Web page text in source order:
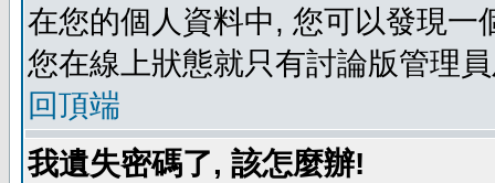
在您的個人資料中, 您可以發現一
您在線上狀態就只有討論版管理
回頂端
我遺失密碼了, 該怎麼辦!